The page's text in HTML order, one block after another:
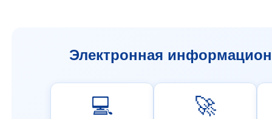
Электронная
💻 🚀